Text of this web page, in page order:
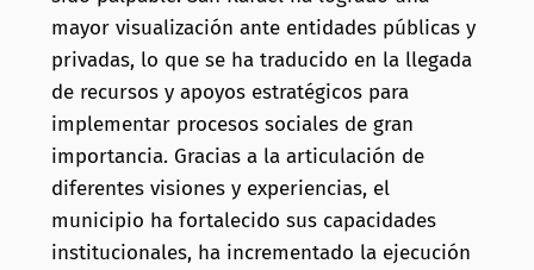
mayor visualización ante entidades públicas y
privadas, lo que se ha traducido en la llegada
de recursos y apoyos estratégicos para
implementar procesos sociales de gran
importancia. Gracias a la articulación de
diferentes visiones y experiencias, el
municipio ha fortalecido sus capacidades
institucionales, ha incrementado la ejecución